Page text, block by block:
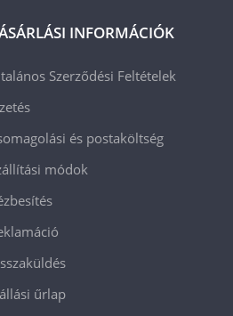
INFORMÁCIÓK
Szerződési Feltételek
és postaköltség
módok
űrlap